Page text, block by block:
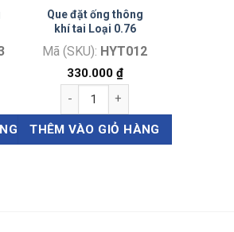
khí 1.14 số lượng
Que đặt ống thông
khí tai Loại 0.76
Mã (SKU): HYT012
330.000 ₫
Que đặt ống thông khí tai Loại
THÊM VÀO GIỎ HÀNG